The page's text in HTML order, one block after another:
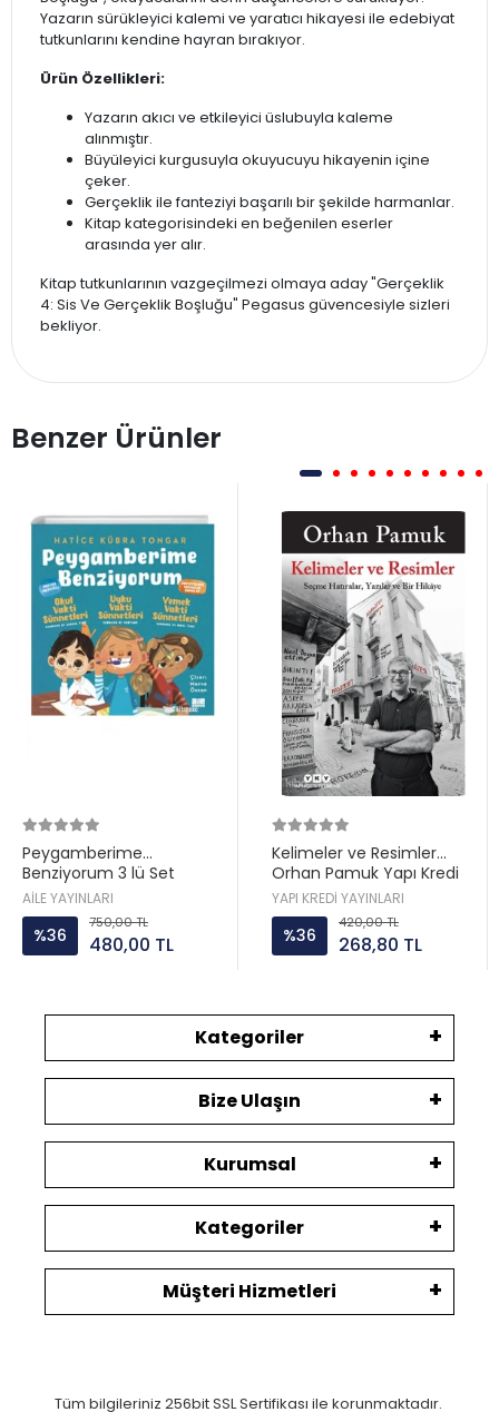
Yazarın sürükleyici kalemi ve yaratıcı hikayesi ile edebiyat
tutkunlarını kendine hayran bırakıyor.
Ürün Özellikleri:
Yazarın akıcı ve etkileyici üslubuyla kaleme
alınmıştır.
Büyüleyici kurgusuyla okuyucuyu hikayenin içine
çeker.
Gerçeklik ile fanteziyi başarılı bir şekilde harmanlar.
Kitap kategorisindeki en beğenilen eserler
arasında yer alır.
Kitap tutkunlarının vazgeçilmezi olmaya aday "Gerçeklik
4: Sis Ve Gerçeklik Boşluğu" Pegasus güvencesiyle sizleri
bekliyor.
Benzer Ürünler
Peygamberime
Benziyorum 3 lü Set
Hatice Kübra Tongar Aile
Yayın
AİLE YAYINLARI
%36
750,00 TL
480,00 TL
Kelimeler ve Resimler
Orhan Pamuk Yapı Kredi
YAPI KREDİ YAYINLARI
%36
420,00 TL
268,80 TL
Kategoriler
Bize Ulaşın
Kurumsal
Kategoriler
Müşteri Hizmetleri
Tüm bilgileriniz 256bit SSL Sertifikası ile korunmaktadır.